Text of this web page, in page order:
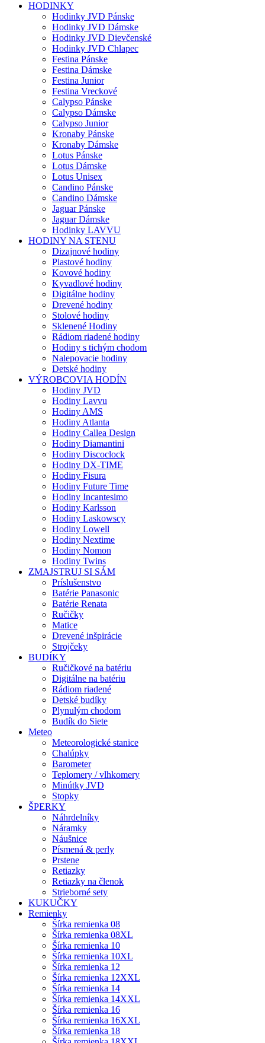
HODINKY
Hodinky JVD Pánske
Hodinky JVD Dámske
Hodinky JVD Dievčenské
Hodinky JVD Chlapec
Festina Pánske
Festina Dámske
Festina Junior
Festina Vreckové
Calypso Pánske
Calypso Dámske
Calypso Junior
Kronaby Pánske
Kronaby Dámske
Lotus Pánske
Lotus Dámske
Lotus Unisex
Candino Pánske
Candino Dámske
Jaguar Pánske
Jaguar Dámske
Hodinky LAVVU
HODINY NA STENU
Dizajnové hodiny
Plastové hodiny
Kovové hodiny
Kyvadlové hodiny
Digitálne hodiny
Drevené hodiny
Stolové hodiny
Sklenené Hodiny
Rádiom riadené hodiny
Hodiny s tichým chodom
Nalepovacie hodiny
Detské hodiny
VÝROBCOVIA HODÍN
Hodiny JVD
Hodiny Lavvu
Hodiny AMS
Hodiny Atlanta
Hodiny Callea Design
Hodiny Diamantini
Hodiny Discoclock
Hodiny DX-TIME
Hodiny Fisura
Hodiny Future Time
Hodiny Incantesimo
Hodiny Karlsson
Hodiny Laskowscy
Hodiny Lowell
Hodiny Nextime
Hodiny Nomon
Hodiny Twins
ZMAJSTRUJ SI SÁM
Príslušenstvo
Batérie Panasonic
Batérie Renata
Ručičky
Matice
Drevené inšpirácie
Strojčeky
BUDÍKY
Ručičkové na batériu
Digitálne na batériu
Rádiom riadené
Detské budíky
Plynulým chodom
Budík do Siete
Meteo
Meteorologické stanice
Chalúpky
Barometer
Teplomery / vlhkomery
Minútky JVD
Stopky
ŠPERKY
Náhrdelníky
Náramky
Náušnice
Písmená & perly
Prstene
Retiazky
Retiazky na členok
Strieborné sety
KUKUČKY
Remienky
Šírka remienka 08
Šírka remienka 08XL
Šírka remienka 10
Šírka remienka 10XL
Šírka remienka 12
Šírka remienka 12XXL
Šírka remienka 14
Šírka remienka 14XXL
Šírka remienka 16
Šírka remienka 16XXL
Šírka remienka 18